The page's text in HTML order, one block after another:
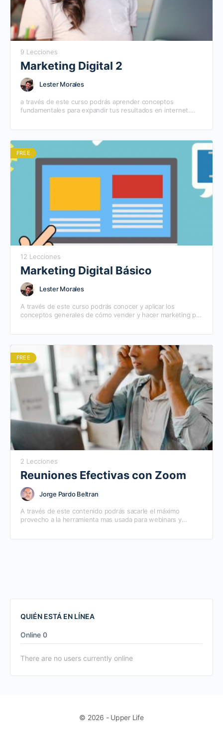
9 Lecciones
Marketing Digital 2
Lester Morales
a través de este curso podrás aprender conceptos
fundamentales para expandir tus resultados en internet.
FREE
12 Lecciones
Marketing Digital Básico
Lester Morales
A través de este curso podrás conocer y aplicar los
conceptos generales de cómo vender y hacer marketing por
FREE
2 Lecciones
Reuniones Efectivas con Zoom
Jorge Pardo Beltran
A través de este contenido podrás sacarle el máximo
provecho a la herramienta mas usada para webinars y
QUIÉN ESTÁ EN LÍNEA
Online 0
There are no users currently online
© 2026 - Upper Life